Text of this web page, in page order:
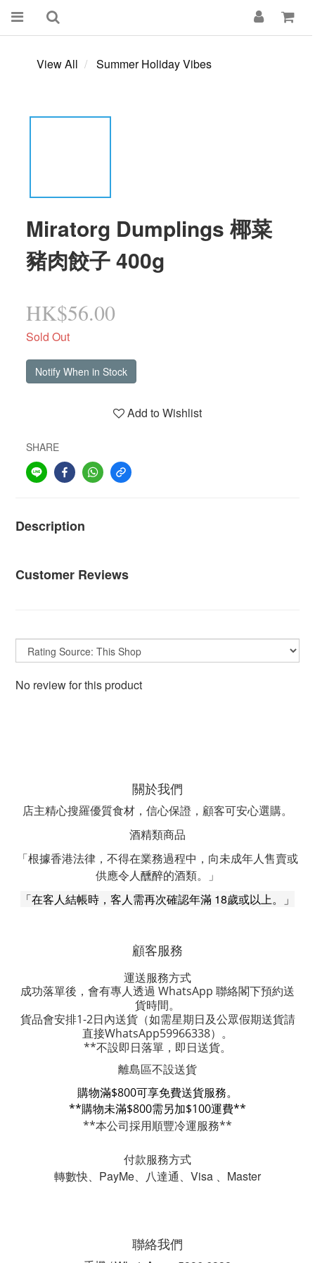
View All Summer Holiday Vibes
Miratorg Dumplings 椰菜
豬肉餃子 400g
HK$56.00
Sold Out
Notify When in Stock
Add to Wishlist
SHARE
Description
Customer Reviews
No review for this product
關於我們
店主精心搜羅優質食材，信心保證，顧客可安心選購。
酒精類商品
「根據香港法律，不得在業務過程中，向未成年人售賣或
供應令人醺醉的酒類。」
「在客人結帳時，客人需再次確認年滿 18歲或以上。」
顧客服務
運送服務方式
成功落單後，會有專人透過 WhatsApp 聯絡閣下預約送
貨時間。
貨品會安排1-2日內送貨（如需星期日及公眾假期送貨請
直接WhatsApp59966338）。
**不設即日落單，即日送貨。
離島區不設送貨
購物滿$800可享免費送貨服務。
**購物未滿$800需另加$100運費**
**本公司採用順豐冷運服務**
付款服務方式
轉數快、PayMe、八達通、Visa 、Master
聯絡我們